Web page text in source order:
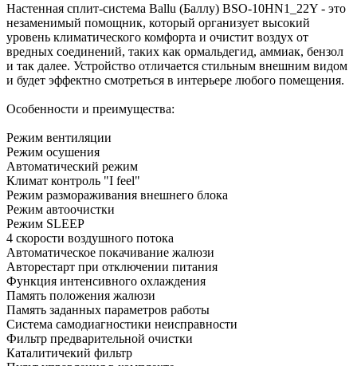
Настенная сплит-система Ballu (Баллу) BSO-10HN1_22Y - это
незаменимый помощник, который организует высокий
уровень климатического комфорта и очистит воздух от
вредных соединений, таких как ормальдегид, аммиак, бензол
и так далее. Устройство отличается стильным внешним видом
и будет эффектно смотреться в интерьере любого помещения.
Особенности и преимущества:
Режим вентиляции
Режим осушения
Автоматический режим
Климат контроль "I feel"
Режим размораживания внешнего блока
Режим автоочистки
Режим SLEEP
4 скорости воздушного потока
Автоматическое покачивание жалюзи
Авторестарт при отключении питания
Функция интенсивного охлаждения
Память положения жалюзи
Память заданных параметров работы
Система самодиагностики неисправности
Фильтр предварительной очистки
Каталитичекий фильтр